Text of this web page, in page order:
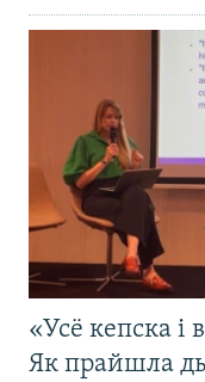
«Усё кепска і
Як прайшла